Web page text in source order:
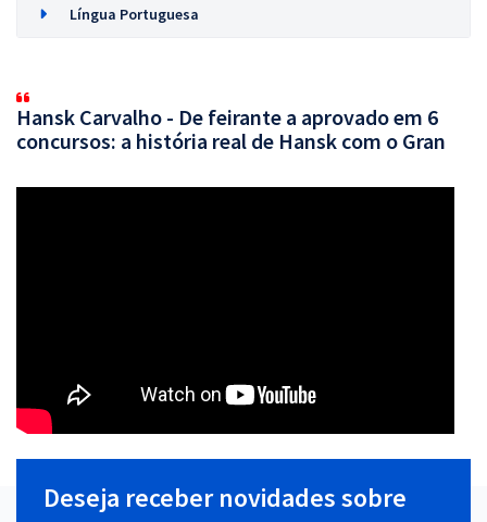
Língua Portuguesa
Hansk Carvalho - De feirante a aprovado em 6
concursos: a história real de Hansk com o Gran
Deseja receber novidades sobre